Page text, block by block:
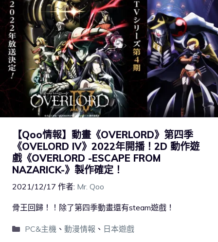
【Qoo情報】動畫《OVERLORD》第四季
《OVELORD IV》2022年開播！2D 動作遊
戲《OVERLORD -ESCAPE FROM
NAZARICK-》製作確定！
2021/12/17 作者: Mr. Qoo
骨王回歸！！除了第四季動畫還有steam遊戲！
PC&主機、 動漫情報 、 日本遊戲